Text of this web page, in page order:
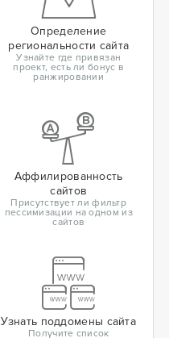
Определение
региональности сайта
Узнайте где привязан
проект, есть ли бонус в
ранжировании
Аффилированность
сайтов
Присутствует ли фильтр
пессимизации на одном из
сайтов
Узнать поддомены сайта
Получите список